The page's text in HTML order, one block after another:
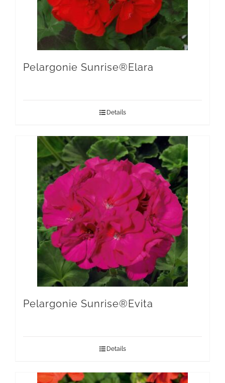
Pelargonie Sunrise®Elara
Details
Pelargonie Sunrise®Evita
Details